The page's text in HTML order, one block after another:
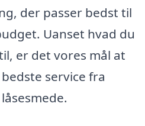
der passer bedst til
Uanset hvad du
er det vores mål at
service fra